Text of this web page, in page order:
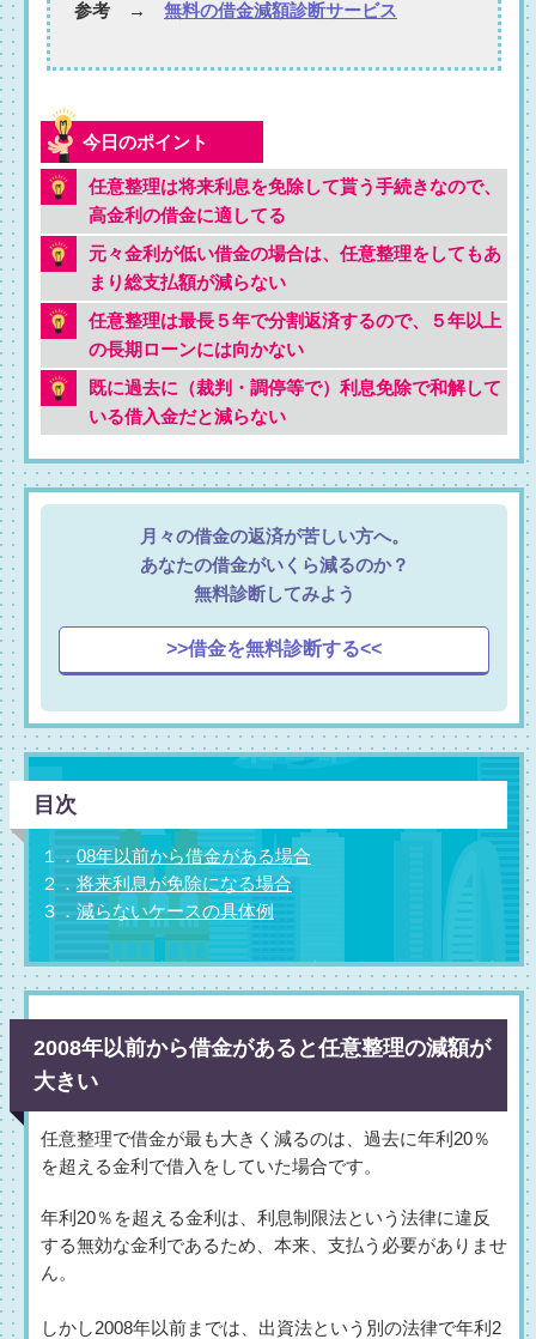
参考 → 無料の借金減額診断サービス
任意整理は将来利息を免除して貰う手続きなので、
高金利の借金に適してる
元々金利が低い借金の場合は、任意整理をしてもあ
まり総支払額が減らない
任意整理は最長５年で分割返済するので、５年以上
の長期ローンには向かない
既に過去に（裁判・調停等で）利息免除で和解して
いる借入金だと減らない
月々の借金の返済が苦しい方へ。
あなたの借金がいくら減るのか？
無料診断してみよう
>>借金を無料診断する<<
目次
１． 08年以前から借金がある場合
２． 将来利息が免除になる場合
３． 減らないケースの具体例
2008年以前から借金があると任意整理の減額が
大きい
任意整理で借金が最も大きく減るのは、過去に年利20％
を超える金利で借入をしていた場合です。
年利20％を超える金利は、利息制限法という法律に違反
する無効な金利であるため、本来、支払う必要がありませ
ん。
しかし2008年以前までは、出資法という別の法律で年利2